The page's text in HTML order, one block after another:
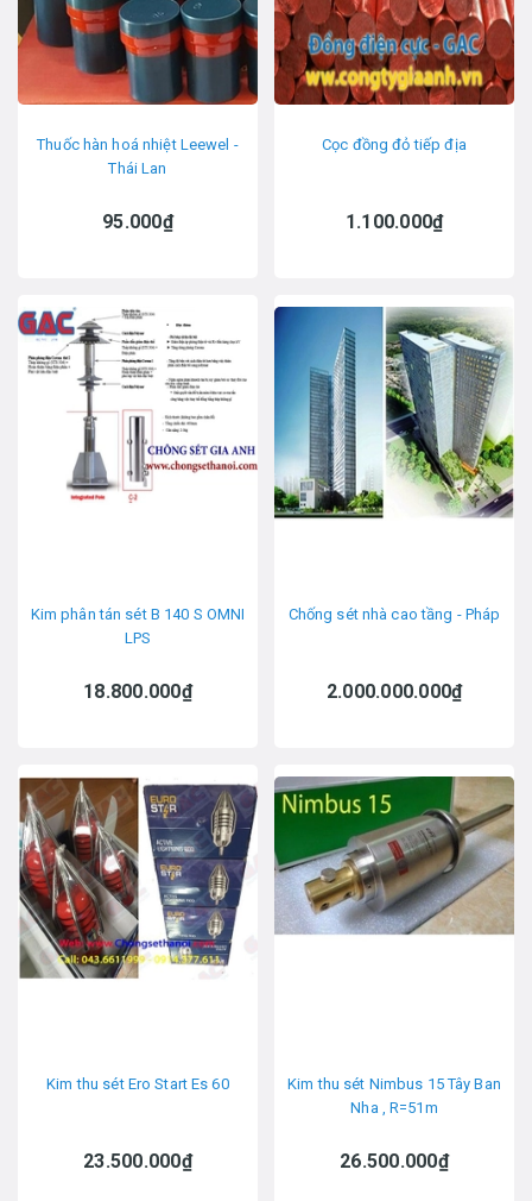
Thuốc hàn hoá nhiệt Leewel -
Thái Lan
95.000₫
Cọc đồng đỏ tiếp địa
1.100.000₫
Kim phân tán sét B 140 S OMNI
LPS
18.800.000₫
Chống sét nhà cao tầng - Pháp
2.000.000.000₫
Kim thu sét Ero Start Es 60
23.500.000₫
Kim thu sét Nimbus 15 Tây Ban
Nha , R=51m
26.500.000₫